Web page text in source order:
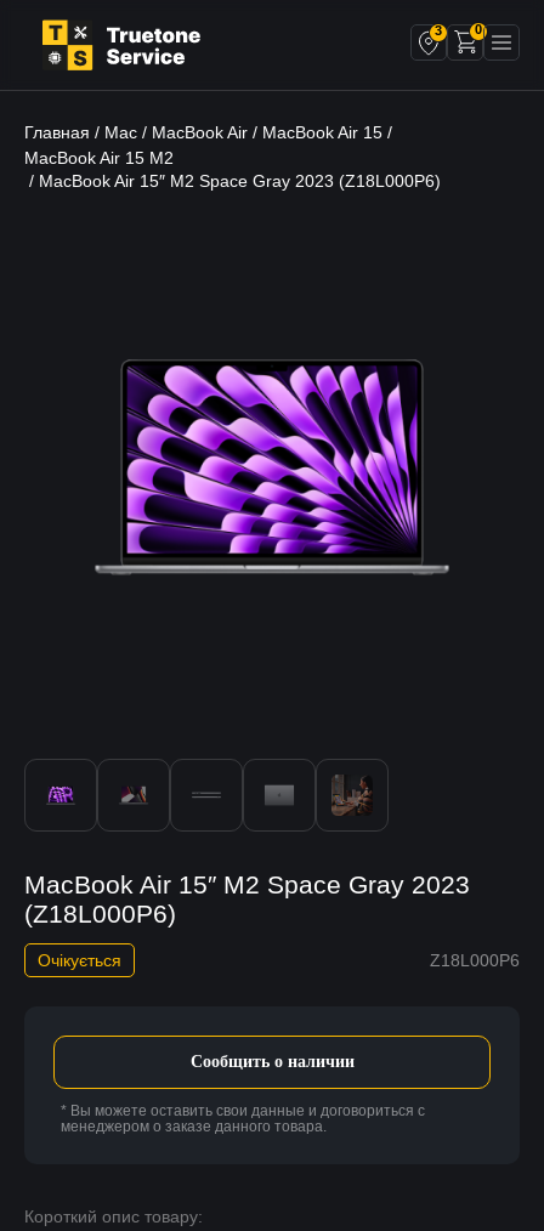
3 0
Главная / Mac / MacBook Air / MacBook Air 15 /
MacBook Air 15 M2
/ MacBook Air 15″ M2 Space Gray 2023 (Z18L000P6)
MacBook Air 15″ M2 Space Gray 2023
(Z18L000P6)
Z18L000P6
Очікується
Короткий опис товару:
Сообщить о наличии
* Вы можете оставить свои данные и договориться с
менеджером о заказе данного товара.